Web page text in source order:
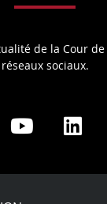
de la Cour
réseaux sociaux.
Share
Youtube